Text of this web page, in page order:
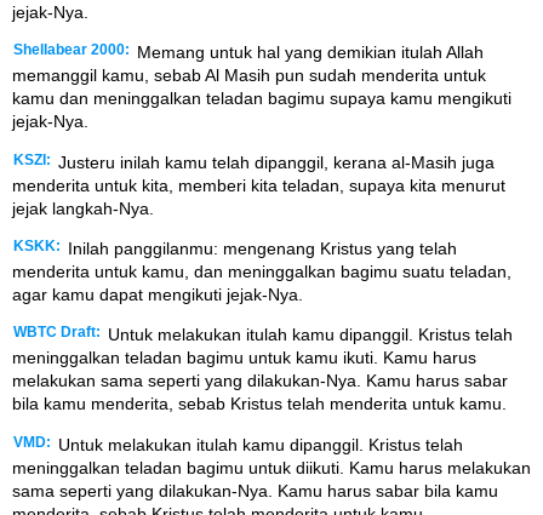
jejak-Nya.
Shellabear 2000:
Memang untuk hal yang demikian itulah Allah
memanggil kamu, sebab Al Masih pun sudah menderita untuk
kamu dan meninggalkan teladan bagimu supaya kamu mengikuti
jejak-Nya.
KSZI: Justeru inilah kamu telah dipanggil, kerana al-Masih juga
menderita untuk kita, memberi kita teladan, supaya kita menurut
jejak langkah-Nya.
KSKK:
Inilah panggilanmu: mengenang Kristus yang telah
menderita untuk kamu, dan meninggalkan bagimu suatu teladan,
agar kamu dapat mengikuti jejak-Nya.
WBTC Draft:
Untuk melakukan itulah kamu dipanggil. Kristus telah
meninggalkan teladan bagimu untuk kamu ikuti. Kamu harus
melakukan sama seperti yang dilakukan-Nya. Kamu harus sabar
bila kamu menderita, sebab Kristus telah menderita untuk kamu.
VMD:
Untuk melakukan itulah kamu dipanggil. Kristus telah
meninggalkan teladan bagimu untuk diikuti. Kamu harus melakukan
sama seperti yang dilakukan-Nya. Kamu harus sabar bila kamu